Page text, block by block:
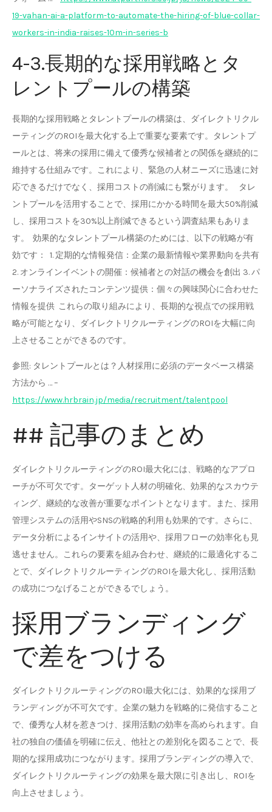
19-vahan-ai-a-platform-to-automate-the-hiring-of-blue-collar-
workers-in-india-raises-10m-in-series-b
4-3.長期的な採用戦略とタ
レントプールの構築
長期的な採用戦略とタレントプールの構築は、ダイレクトリクル
ーティングのROIを最大化する上で重要な要素です。タレントプ
ールとは、将来の採用に備えて優秀な候補者との関係を継続的に
維持する仕組みです。これにより、緊急の人材ニーズに迅速に対
応できるだけでなく、採用コストの削減にも繋がります。 タレ
ントプールを活用することで、採用にかかる時間を最大50%削減
し、採用コストを30%以上削減できるという調査結果もありま
す。 効果的なタレントプール構築のためには、以下の戦略が有
効です： 1. 定期的な情報発信：企業の最新情報や業界動向を共有
2. オンラインイベントの開催：候補者との対話の機会を創出 3. パ
ーソナライズされたコンテンツ提供：個々の興味関心に合わせた
情報を提供 これらの取り組みにより、長期的な視点での採用戦
略が可能となり、ダイレクトリクルーティングのROIを大幅に向
上させることができるのです。
参照: タレントプールとは？人材採用に必須のデータベース構築
方法から … –
https://www.hrbrain.jp/media/recruitment/talentpool
## 記事のまとめ
ダイレクトリクルーティングのROI最大化には、戦略的なアプロ
ーチが不可欠です。ターゲット人材の明確化、効果的なスカウテ
ィング、継続的な改善が重要なポイントとなります。また、採用
管理システムの活用やSNSの戦略的利用も効果的です。さらに、
データ分析によるインサイトの活用や、採用フローの効率化も見
逃せません。これらの要素を組み合わせ、継続的に最適化するこ
とで、ダイレクトリクルーティングのROIを最大化し、採用活動
の成功につなげることができるでしょう。
採用ブランディング
で差をつける
ダイレクトリクルーティングのROI最大化には、効果的な採用ブ
ランディングが不可欠です。企業の魅力を戦略的に発信すること
で、優秀な人材を惹きつけ、採用活動の効率を高められます。自
社の独自の価値を明確に伝え、他社との差別化を図ることで、長
期的な採用成功につながります。採用ブランディングの導入で、
ダイレクトリクルーティングの効果を最大限に引き出し、ROIを
向上させましょう。